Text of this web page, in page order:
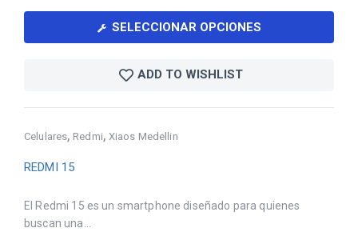
Celulares, Redmi, Xiaos Medellin
REDMI 15
El Redmi 15 es un smartphone diseñado para quienes
buscan una...
SELECCIONAR OPCIONES
ADD TO WISHLIST